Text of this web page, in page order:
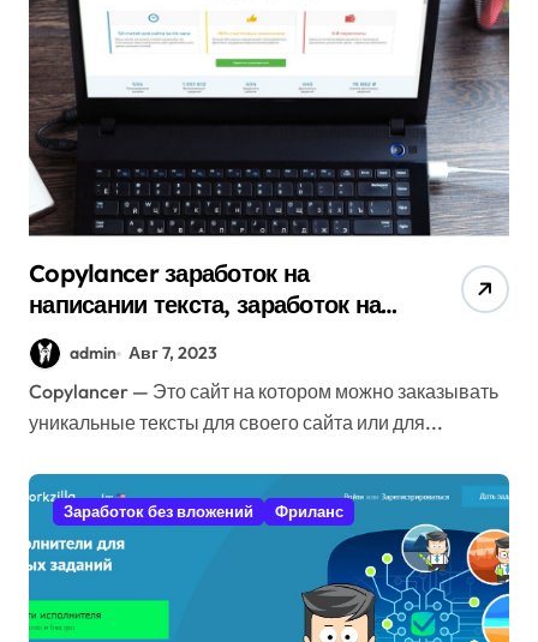
Copylancer заработок на
написании текста, заработок на
копирайтинге.
admin Авг 7, 2023
Copylancer — Это сайт на котором можно заказывать
уникальные тексты для своего сайта или для...
Заработок без вложений Фриланс